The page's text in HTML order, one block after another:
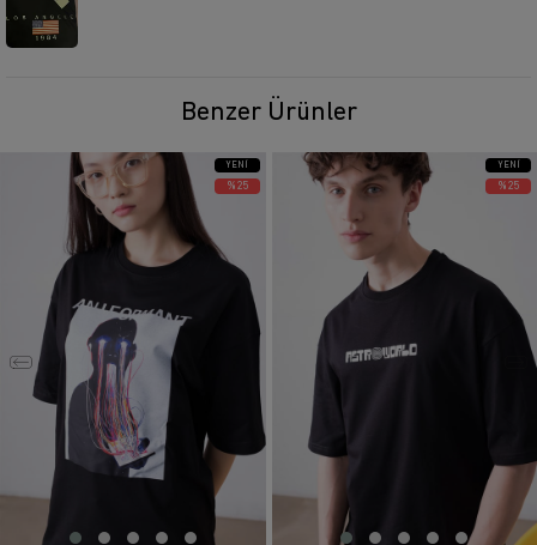
Benzer Ürünler
YENI
ÜRÜN
%25
YENI
ÜRÜN
%25